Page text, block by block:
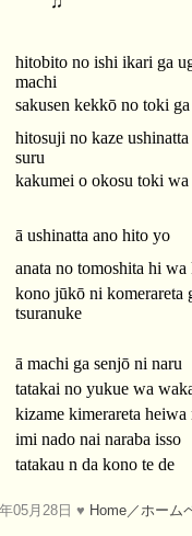
hitobito no ishi ikari ga
machi
sakusen kekkō no toki
hitosuji no kaze
suru
kakumei o okosu toki
ā ushinatta ano hito yo
anata no tomoshita hi wa
kono jūkō ni komerareta
tsuranuke
ā machi ga senjō ni naru
tatakai no yukue wa
kizame kimerareta heiwa
imi nado nai naraba isso
tatakau n da kono te de
05月28日 ♥ Home／ホーム